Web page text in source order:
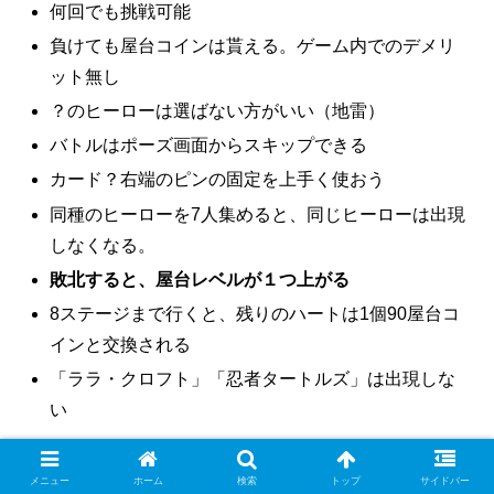
何回でも挑戦可能
負けても屋台コインは貰える。ゲーム内でのデメリ
ット無し
？のヒーローは選ばない方がいい（地雷）
バトルはポーズ画面からスキップできる
カード？右端のピンの固定を上手く使おう
同種のヒーローを7人集めると、同じヒーローは出現
しなくなる。
敗北すると、屋台レベルが１つ上がる
8ステージまで行くと、残りのハートは1個90屋台コ
インと交換される
「ララ・クロフト」「忍者タートルズ」は出現しな
い
ランク 武器（その他） 武器（回避） 武器（物理）
メニュー ホーム 検索 トップ サイドバー